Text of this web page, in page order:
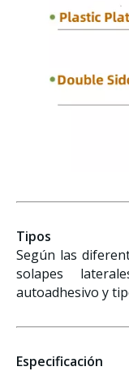
Tipos
Según las
solapes
autoadhesivo y
Especificación